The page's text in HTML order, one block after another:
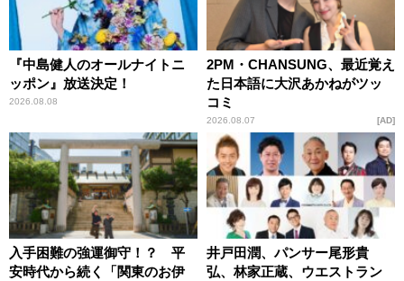
『中島健人のオールナイトニ
ッポン』放送決定！
2026.08.08
2PM・CHANSUNG、最近覚え
た日本語に大沢あかねがツッ
コミ
2026.08.07 AD
入手困難の強運御守！？ 平
安時代から続く「関東のお伊
井戸田潤、パンサー尾形貴
弘、林家正蔵、ウエストラン